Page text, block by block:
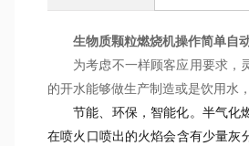
生物质颗粒燃烧机操作简单自
为考虑不一样顾客应用要求，
的开水能够做生产制造或是饮用水
节能、环保，智能化。 半气化
在喷火口喷出的火焰会含有少量灰